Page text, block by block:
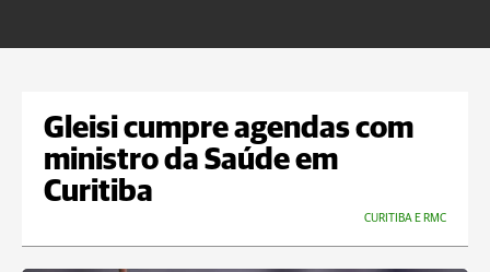
Gleisi cumpre agendas com
ministro da Saúde em
Curitiba
CURITIBA E RMC